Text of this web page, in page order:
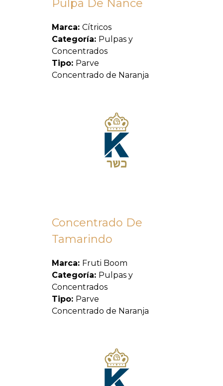
Pulpa De Nance
Marca: Cítricos
Categoría: Pulpas y
Concentrados
Tipo: Parve
Concentrado de Naranja
Concentrado De
Tamarindo
Marca: Fruti Boom
Categoría: Pulpas y
Concentrados
Tipo: Parve
Concentrado de Naranja